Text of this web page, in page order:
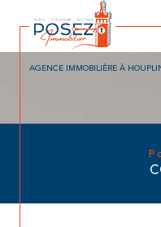
AGENCE IMMOBILIÈRE À